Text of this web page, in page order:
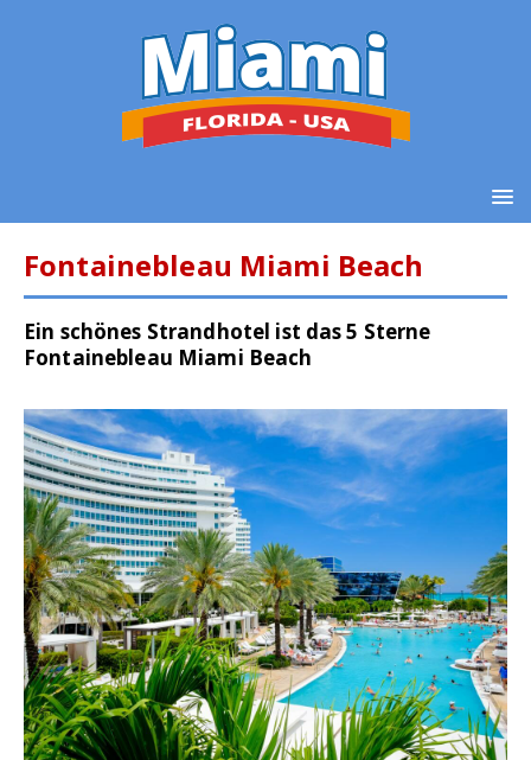
Fontainebleau Miami Beach
Ein schönes Strandhotel ist das 5 Sterne
Fontainebleau Miami Beach